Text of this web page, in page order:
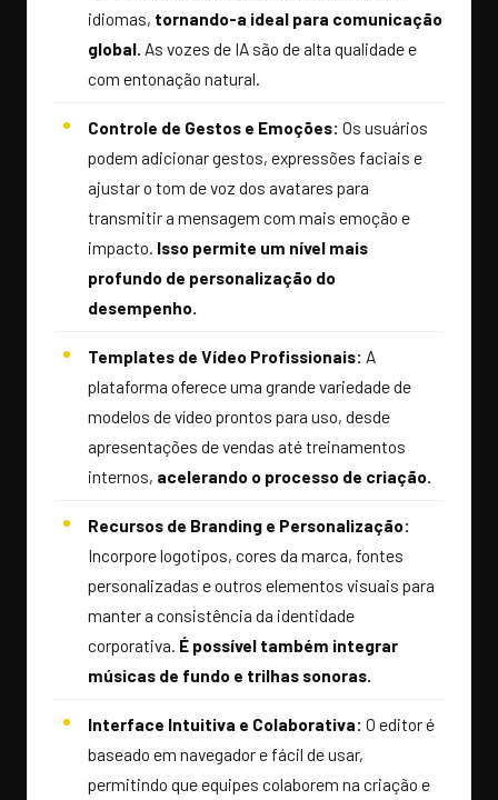
idiomas, tornando-a ideal para comunicação
global. As vozes de IA são de alta qualidade e
com entonação natural.
Controle de Gestos e Emoções: Os usuários
podem adicionar gestos, expressões faciais e
ajustar o tom de voz dos avatares para
transmitir a mensagem com mais emoção e
impacto. Isso permite um nível mais
profundo de personalização do
desempenho.
Templates de Vídeo Profissionais: A
plataforma oferece uma grande variedade de
modelos de vídeo prontos para uso, desde
apresentações de vendas até treinamentos
internos, acelerando o processo de criação.
Recursos de Branding e Personalização:
Incorpore logotipos, cores da marca, fontes
personalizadas e outros elementos visuais para
manter a consistência da identidade
corporativa. É possível também integrar
músicas de fundo e trilhas sonoras.
Interface Intuitiva e Colaborativa: O editor é
baseado em navegador e fácil de usar,
permitindo que equipes colaborem na criação e